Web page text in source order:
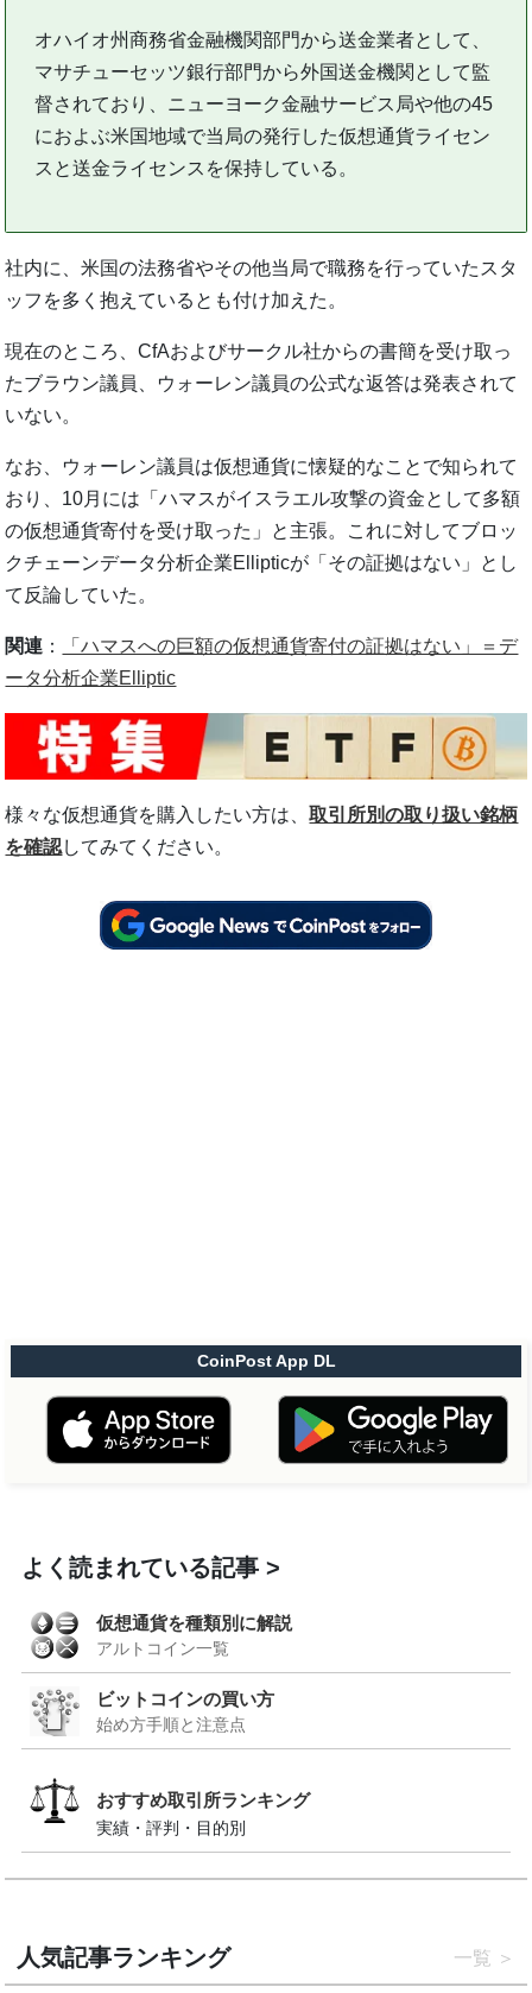
オハイオ州商務省金融機関部門から送金業者として、
マサチューセッツ銀行部門から外国送金機関として監
督されており、ニューヨーク金融サービス局や他の45
におよぶ米国地域で当局の発行した仮想通貨ライセン
スと送金ライセンスを保持している。
社内に、米国の法務省やその他当局で職務を行っていたスタ
ッフを多く抱えているとも付け加えた。
現在のところ、CfAおよびサークル社からの書簡を受け取っ
たブラウン議員、ウォーレン議員の公式な返答は発表されて
いない。
なお、ウォーレン議員は仮想通貨に懐疑的なことで知られて
おり、10月には「ハマスがイスラエル攻撃の資金として多額
の仮想通貨寄付を受け取った」と主張。これに対してブロッ
クチェーンデータ分析企業Ellipticが「その証拠はない」とし
て反論していた。
関連 ：
「ハマスへの巨額の仮想通貨寄付の証拠はない」＝デ
ータ分析企業Elliptic
様々な仮想通貨を購入したい方は、取引所別の取り扱い銘柄
を確認してみてください。
CoinPost App DL
よく読まれている記事
仮想通貨を種類別に解説
アルトコイン一覧
ビットコインの買い方
始め方手順と注意点
おすすめ取引所ランキング
実績・評判・目的別
人気記事ランキング 一覧